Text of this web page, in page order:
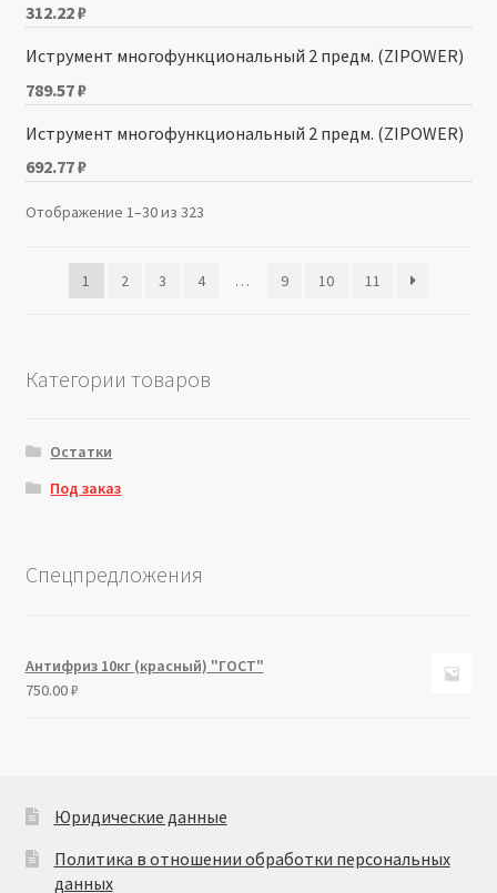
312.22₽
Иструмент многофункциональный 2 предм. (ZIPOWER)
789.57₽
Иструмент многофункциональный 2 предм. (ZIPOWER)
692.77₽
Отображение 1–30 из 323
1 2 3 4 … 9 10 11
Категории товаров
Остатки
Под заказ
Спецпредложения
Антифриз 10кг (красный) "ГОСТ"
750.00₽
Юридические данные
Политика в отношении обработки персональных
данных